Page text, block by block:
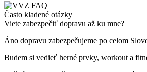
Často kladené otázky
Viete zabezpečiť dopravu až ku mne?
Áno dopravu zabezpečujeme po celom
Budem si vedieť herné prvky, workout a